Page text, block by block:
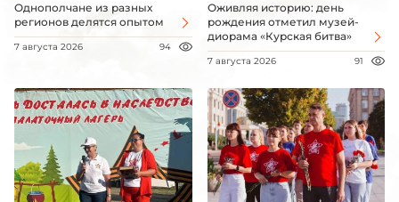
Однополчане из разных
регионов делятся опытом
7 августа 2026 94
Оживляя историю: день
рождения отметил музей-
диорама «Курская битва»
7 августа 2026 91